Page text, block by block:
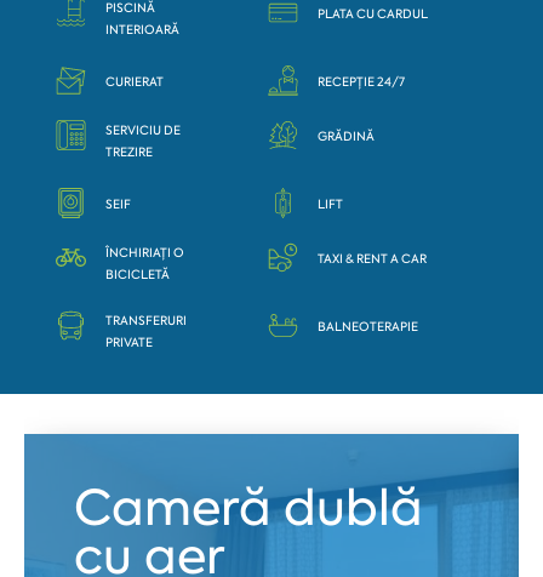
PISCINĂ
INTERIOARĂ
PLATA CU CARDUL
CURIERAT RECEPȚIE 24/7
SERVICIU DE
TREZIRE
GRĂDINĂ
SEIF LIFT
ÎNCHIRIAȚI O
BICICLETĂ
TAXI & RENT A CAR
TRANSFERURI
PRIVATE
BALNEOTERAPIE
Cameră dublă
cu aer